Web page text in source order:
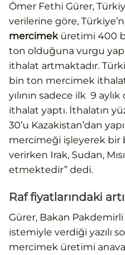
Ömer Fethi Gürer,
verilerine göre,
mercimeküretimi 400
ton olduğuna vurgu
ithalat artmaktadır.
bin ton mercimek
yılının sadece ilk 9
ithalat yaptı. İthalatın
30’u Kazakistan’dan
mercimeği işleyerek bir
verirken Irak, Sudan,
etmektedir” dedi.
Raf fiyatlarındaki
Gürer, Bakan Pakdemirli
istemiyle verdiği yazılı
mercimek üretimi